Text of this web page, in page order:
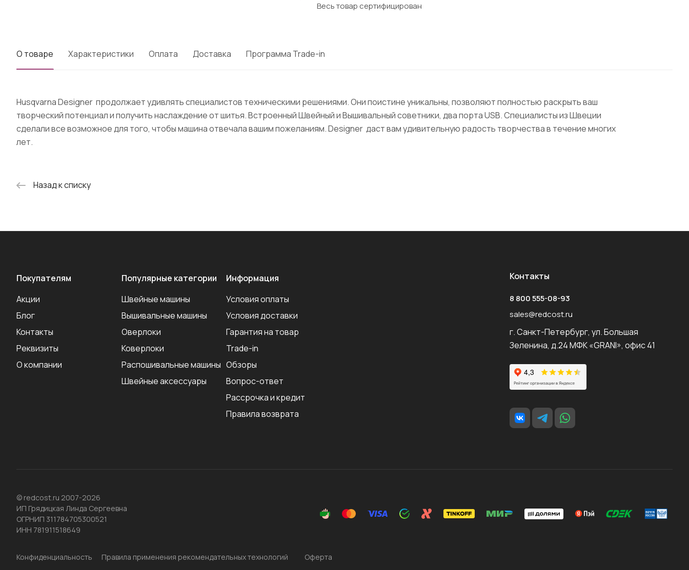
Весь товар сертифицирован
О товаре Характеристики Оплата Доставка Программа Trade-in
Husqvarna Designer продолжает удивлять специалистов техническими решениями. Они поистине уникальны, позволяют полностью раскрыть ваш
творческий потенциал и получить наслаждение от шитья. Встроенный Швейный и Вышивальный советники, два порта USB. Специалисты из Швеции
сделали все возможное для того, чтобы машина отвечала вашим пожеланиям. Designer даст вам удивительную радость творчества в течение многих
лет.
Назад к списку
Покупателям
Акции
Блог
Контакты
Реквизиты
О компании
Популярные категории
Швейные машины
Вышивальные машины
Оверлоки
Коверлоки
Распошивальные машины
Швейные аксеcсуары
Информация
Условия оплаты
Условия доставки
Гарантия на товар
Trade-in
Обзоры
Вопрос-ответ
Рассрочка и кредит
Правила возврата
Контакты
8 800 555-08-93
sales@redcost.ru
г. Санкт-Петербург, ул. Большая
Зеленина, д.24 МФК «GRANI», офис 41
© redcost.ru 2007-2026
ИП Грядицкая Линда Сергеевна
ОГРНИП 311784705300521
ИНН 781911518649
Конфиденциальность Правила применения рекомендательных технологий Оферта